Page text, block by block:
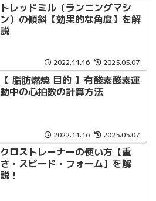
トレッドミル（ランニングマシ
ン）の傾斜【効果的な角度】を解
説
2022.11.16 2025.05.07
【 脂肪燃焼 目的 】有酸素酸素運
動中の心拍数の計算方法
2022.11.16 2025.05.07
クロストレーナーの使い方【重
さ・スピード・フォーム】を解
説！